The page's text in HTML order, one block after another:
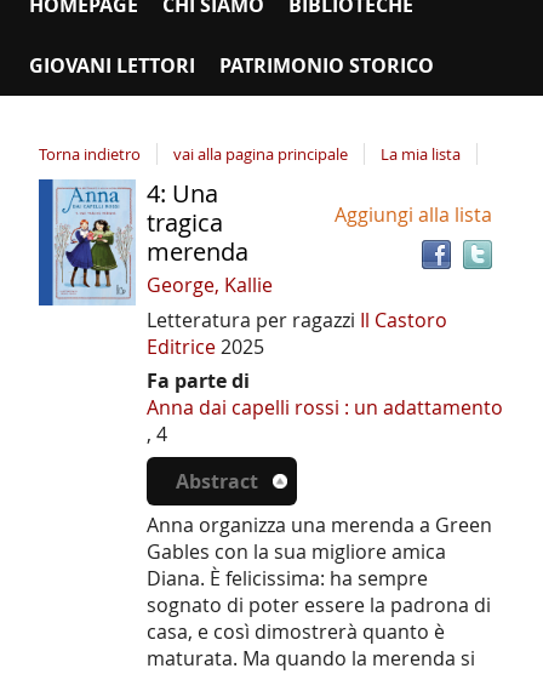
GIOVANI LETTORI PATRIMONIO STORICO
Torna indietro vai alla pagina principale La mia lista
Dettaglio
del
documento
Aggiungi alla lista
4: Una
tragica
merenda
George, Kallie
Letteratura per ragazzi Il Castoro
Editrice2025
Fa parte di
Anna dai capelli rossi : un adattamento
, 4
Abstract
Anna organizza una merenda a Green
Gables con la sua migliore amica
Diana. È felicissima: ha sempre
sognato di poter essere la padrona di
casa, e così dimostrerà quanto è
maturata. Ma quando la merenda si